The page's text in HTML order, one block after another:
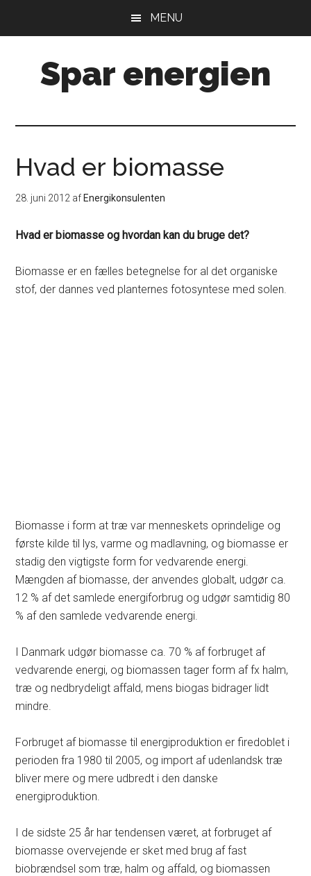
MENU
Spar energien
Hvad er biomasse
28. juni 2012 af Energikonsulenten
Hvad er biomasse og hvordan kan du bruge det?
Biomasse er en fælles betegnelse for al det organiske
stof, der dannes ved planternes fotosyntese med solen.
Biomasse i form at træ var menneskets oprindelige og
første kilde til lys, varme og madlavning, og biomasse er
stadig den vigtigste form for vedvarende energi.
Mængden af biomasse, der anvendes globalt, udgør ca.
12 % af det samlede energiforbrug og udgør samtidig 80
% af den samlede vedvarende energi.
I Danmark udgør biomasse ca. 70 % af forbruget af
vedvarende energi, og biomassen tager form af fx halm,
træ og nedbrydeligt affald, mens biogas bidrager lidt
mindre.
Forbruget af biomasse til energiproduktion er firedoblet i
perioden fra 1980 til 2005, og import af udenlandsk træ
bliver mere og mere udbredt i den danske
energiproduktion.
I de sidste 25 år har tendensen været, at forbruget af
biomasse overvejende er sket med brug af fast
biobrændsel som træ, halm og affald, og biomassen